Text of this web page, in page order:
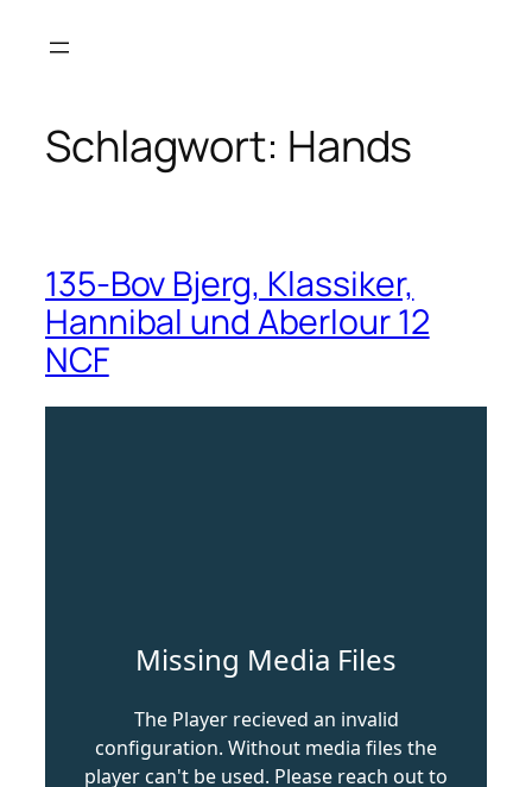
Inhalt
Schlagwort: Hands
135-Bov Bjerg, Klassiker,
Hannibal und Aberlour 12
NCF